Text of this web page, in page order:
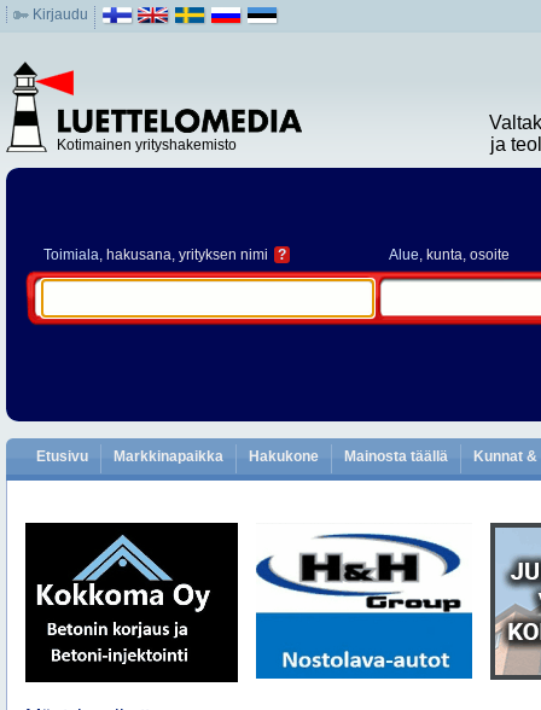
Kirjaudu
Kotimainen yrityshakemisto
ja
Toimiala, hakusana, yrityksen nimi ? Alue, kunta, osoite
Etusivu Markkinapaikka Hakukone Mainosta täällä Kunnat